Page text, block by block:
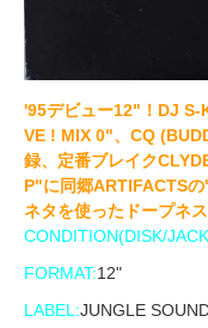
'95デビュー12"！DJ S-
VE ! MIX 0"、CQ
録、定番ブレイク
P"に同郷ARTIFACTS
ネタを使ったドープネ
CONDITION(DISK/
FORMAT:12"
LABEL:JUNGLE